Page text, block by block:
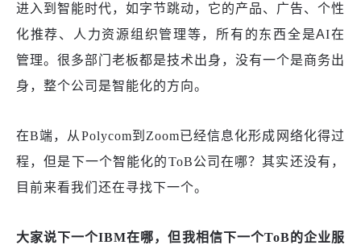
进入到智能时代， 如字节跳动，它的产品、广告、 个性
化推荐、 人力资源组织管理等，所有的东西全是AI在
管理。 很多部门老板都是技术出身，没有一个是商务出
身，整个公司是智能化的方向。
在B端，从Polycom到Zoom已经信息化形成网络化得过
程，但是下一个智能化的ToB公司在哪？其实还没有，
目前来看我们还在寻找下一个。
大家说下一个IBM在哪，但我相信下一个ToB的企业服